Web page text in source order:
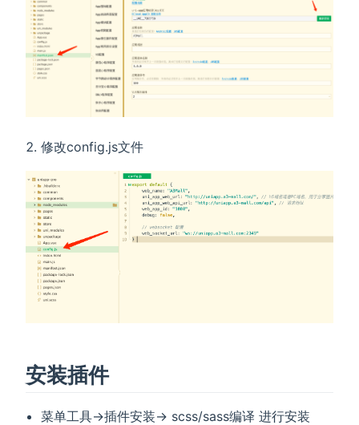
修改config.js文件
安装插件
菜单工具->插件安装-> scss/sass编译 进行安装